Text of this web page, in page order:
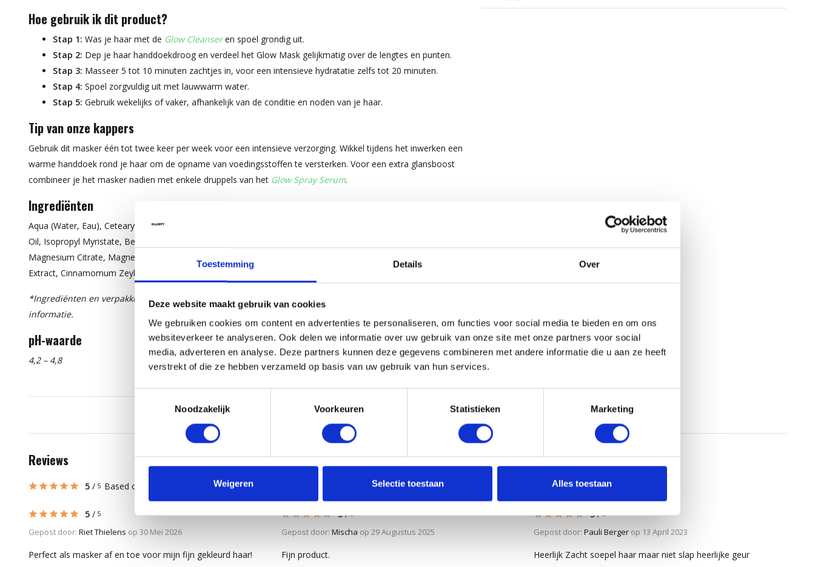
Toestemming Details Over
Deze website maakt gebruik van cookies
We gebruiken cookies om content en advertenties te personaliseren, om functies voor social media te bieden en om ons
websiteverkeer te analyseren. Ook delen we informatie over uw gebruik van onze site met onze partners voor social
media, adverteren en analyse. Deze partners kunnen deze gegevens combineren met andere informatie die u aan ze heeft
verstrekt of die ze hebben verzameld op basis van uw gebruik van hun services.
Toestemmingsselectie
Noodzakelijk
Voorkeuren Statistieken Marketing
Weigeren Selectie toestaan Alles toestaan
Hoe gebruik ik dit product?
Stap 1: Was je haar met de Glow Cleanseren spoel grondig uit.
Stap 2: Dep je haar handdoekdroog en verdeel het Glow Mask gelijkmatig over de lengtes en punten.
Stap 3: Masseer 5 tot 10 minuten zachtjes in, voor een intensieve hydratatie zelfs tot 20 minuten.
Stap 4: Spoel zorgvuldig uit met lauwwarm water.
Stap 5: Gebruik wekelijks of vaker, afhankelijk van de conditie en noden van je haar.
Tip van onze kappers
Gebruik dit masker één tot twee keer per week voor een intensieve verzorging. Wikkel tijdens het inwerken een
warme handdoek rond je haar om de opname van voedingsstoffen te versterken. Voor een extra glansboost
combineer je het masker nadien met enkele druppels van het Glow Spray Serum.
Ingrediënten
Aqua (Water, Eau), Cetearyl Alcohol, Distearoylethyl Dimonium Chloride, Helianthus Annuus (Sunflower) Seed
Oil, Isopropyl Myristate, Behentrimonium Chloride, Propylene Glycol, Cetrimonium Chloride, Panthenol,
Magnesium Citrate, Magnesium Nitrate, Citric Acid, Parfum (Fragrance), Phoenix Dactylifera (Date) Fruit
Extract, Cinnamomum Zeylanicum Bark Extract, Sodium Benzoate, Benzyl Alcohol, Linalool, Limonene.*
*Ingrediënten en verpakking kunnen wijzigen. Raadpleeg steeds de verpakking voor de meest actuele
informatie.
pH-waarde
4,2 – 4,8
Reviews
5 / 5 Based on 3 reviews
5 / 5
Gepost door: Riet Thielens op 30 Mei 2026
Perfect als masker af en toe voor mijn fijn gekleurd haar!
5/5
Gepost door: Mischa op 29 Augustus 2025
Fijn product.
5/5
Gepost door:Pauli Berger op 13 April 2023
Heerlijk Zacht soepel haar maar niet slap heerlijke geur